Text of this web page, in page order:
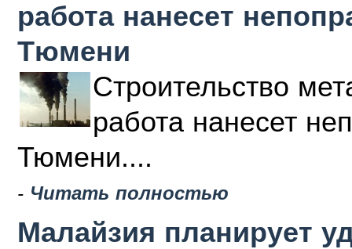
работа нанесет
Тюмени
Строительство
работа нанесет
Тюмени....
- Читать полностью
Малайзия планирует